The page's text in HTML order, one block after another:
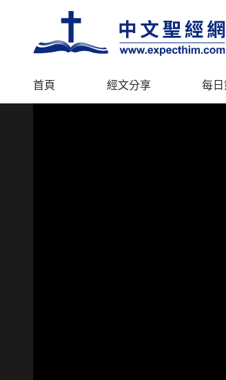
首頁 經文分享 每